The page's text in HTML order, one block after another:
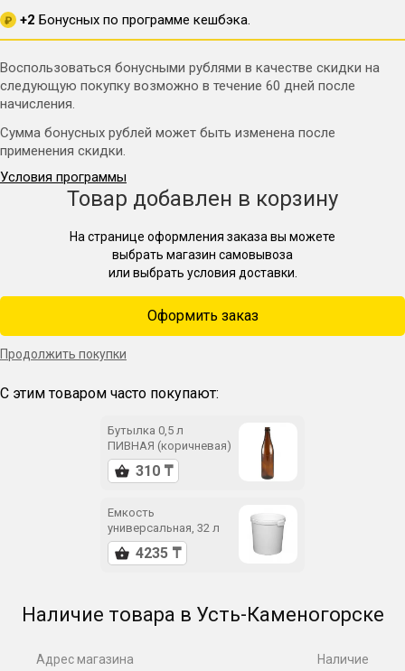
₽ +2 Бонусных по программе кешбэка.
Воспользоваться бонусными рублями в качестве скидки на
следующую покупку возможно в течение 60 дней после
начисления.
Сумма бонусных рублей может быть изменена после
применения скидки.
Условия программы
Товар добавлен в корзину
На странице оформления заказа вы можете
выбрать магазин самовывоза
или выбрать условия доставки.
Оформить заказ
Продолжить покупки
С этим товаром часто покупают:
Бутылка 0,5 л
ПИВНАЯ (коричневая)
Емкость
универсальная, 32 л
Наличие товара в Усть-Каменогорске
Адрес магазина Наличие